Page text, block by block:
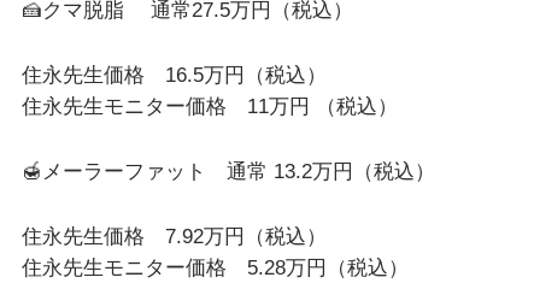
🍰クマ脱脂 通常27.5万円（税込）
住永先生価格 16.5万円（税込）
住永先生モニター価格 11万円 （税込）
🍯メーラーファット 通常 13.2万円（税込）
住永先生価格 7.92万円（税込）
住永先生モニター価格 5.28万円（税込）